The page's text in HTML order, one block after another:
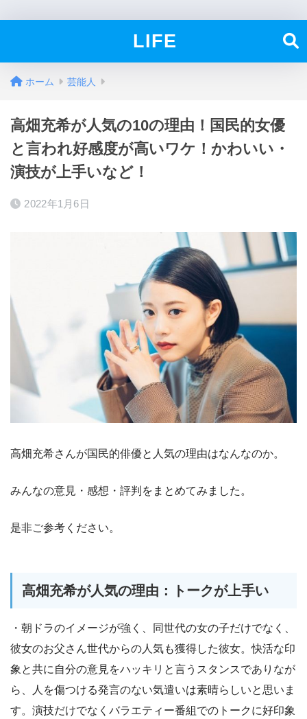
LIFE
ホーム 芸能人
高畑充希が人気の10の理由！国民的女優
と言われ好感度が高いワケ！かわいい・
演技が上手いなど！
2022年1月6日
高畑充希さんが国民的俳優と人気の理由はなんなのか。
みんなの意見・感想・評判をまとめてみました。
是非ご参考ください。
高畑充希が人気の理由：トークが上手い
・朝ドラのイメージが強く、同世代の女の子だけでなく、
彼女のお父さん世代からの人気も獲得した彼女。快活な印
象と共に自分の意見をハッキリと言うスタンスでありなが
ら、人を傷つける発言のない気遣いは素晴らしいと思いま
す。演技だけでなくバラエティー番組でのトークに好印象